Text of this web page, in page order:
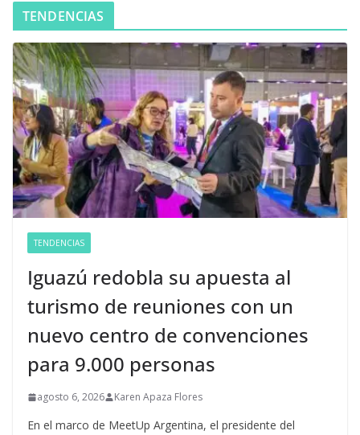
TENDENCIAS
TENDENCIAS
Iguazú redobla su apuesta al
turismo de reuniones con un
nuevo centro de convenciones
para 9.000 personas
agosto 6, 2026 Karen Apaza Flores
En el marco de MeetUp Argentina, el presidente del